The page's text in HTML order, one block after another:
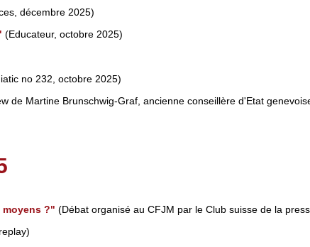
décembre 2025)
(Educateur, octobre 2025)
no 232, octobre 2025)
de Martine Brunschwig-Graf, ancienne conseillère d'Etat
moyens ?" (Débat organisé au CFJM par le Club suisse de la